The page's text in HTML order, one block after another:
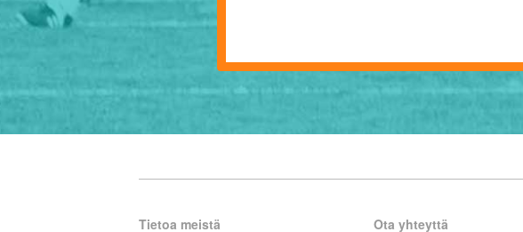
Tietoa meistä Ota yhteyttä